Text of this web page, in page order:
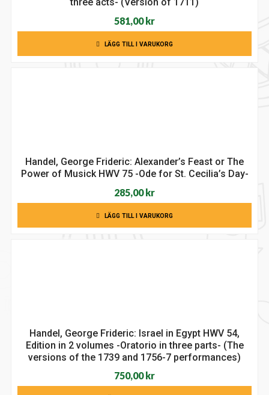
581,00kr
LÄGG TILL I VARUKORG
Handel, George Frideric: Alexander’s Feast or The
Power of Musick HWV 75 -Ode for St. Cecilia’s Day-
285,00kr
LÄGG TILL I VARUKORG
Handel, George Frideric: Israel in Egypt HWV 54,
Edition in 2 volumes -Oratorio in three parts- (The
versions of the 1739 and 1756-7 performances)
750,00 kr